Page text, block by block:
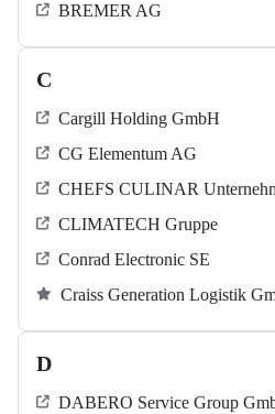
BREMER AG
C
Cargill Holding GmbH
CG Elementum AG
CHEFS CULINAR
CLIMATECH Gruppe
Conrad Electronic SE
Craiss Generation Logistik
D
DABERO Service Group